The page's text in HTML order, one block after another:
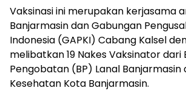
Vaksinasi ini merupakan kerjasama
Banjarmasin dan Gabungan
Indonesia (GAPKI) Cabang Kalsel
melibatkan 19 Nakes Vaksinator dari
Pengobatan (BP) Lanal Banjarmasin
Kesehatan Kota Banjarmasin.